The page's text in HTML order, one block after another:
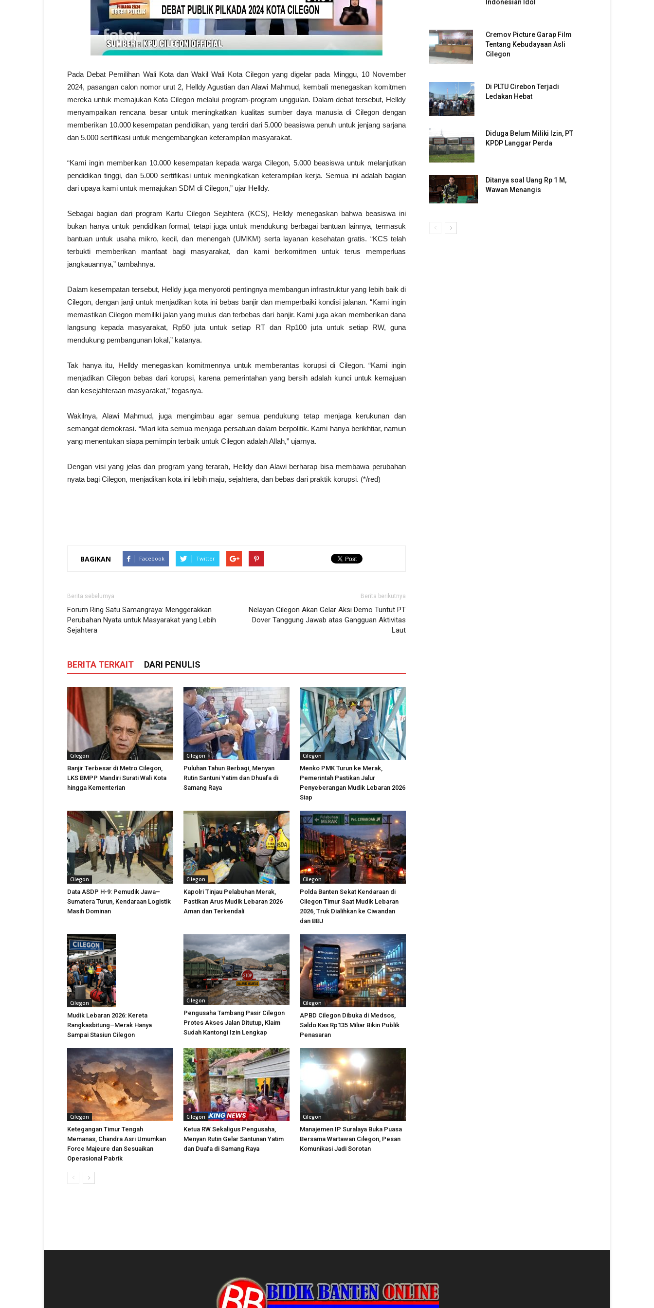
Pada Debat Pemilihan Wali Kota dan Wakil Wali Kota Cilegon yang digelar pada Minggu, 10 November
2024, pasangan calon nomor urut 2, Helldy Agustian dan Alawi Mahmud, kembali menegaskan komitmen
mereka untuk memajukan Kota Cilegon melalui program-program unggulan. Dalam debat tersebut, Helldy
menyampaikan rencana besar untuk meningkatkan kualitas sumber daya manusia di Cilegon dengan
memberikan 10.000 kesempatan pendidikan, yang terdiri dari 5.000 beasiswa penuh untuk jenjang sarjana
dan 5.000 sertifikasi untuk mengembangkan keterampilan masyarakat.
“Kami ingin memberikan 10.000 kesempatan kepada warga Cilegon, 5.000 beasiswa untuk melanjutkan
pendidikan tinggi, dan 5.000 sertifikasi untuk meningkatkan keterampilan kerja. Semua ini adalah bagian
dari upaya kami untuk memajukan SDM di Cilegon,” ujar Helldy.
Sebagai bagian dari program Kartu Cilegon Sejahtera (KCS), Helldy menegaskan bahwa beasiswa ini
bukan hanya untuk pendidikan formal, tetapi juga untuk mendukung berbagai bantuan lainnya, termasuk
bantuan untuk usaha mikro, kecil, dan menengah (UMKM) serta layanan kesehatan gratis. “KCS telah
terbukti memberikan manfaat bagi masyarakat, dan kami berkomitmen untuk terus memperluas
jangkauannya,” tambahnya.
Dalam kesempatan tersebut, Helldy juga menyoroti pentingnya membangun infrastruktur yang lebih baik di
Cilegon, dengan janji untuk menjadikan kota ini bebas banjir dan memperbaiki kondisi jalanan. “Kami ingin
memastikan Cilegon memiliki jalan yang mulus dan terbebas dari banjir. Kami juga akan memberikan dana
langsung kepada masyarakat, Rp50 juta untuk setiap RT dan Rp100 juta untuk setiap RW, guna
mendukung pembangunan lokal,” katanya.
Tak hanya itu, Helldy menegaskan komitmennya untuk memberantas korupsi di Cilegon. “Kami ingin
menjadikan Cilegon bebas dari korupsi, karena pemerintahan yang bersih adalah kunci untuk kemajuan
dan kesejahteraan masyarakat,” tegasnya.
Wakilnya, Alawi Mahmud, juga mengimbau agar semua pendukung tetap menjaga kerukunan dan
semangat demokrasi. “Mari kita semua menjaga persatuan dalam berpolitik. Kami hanya berikhtiar, namun
yang menentukan siapa pemimpin terbaik untuk Cilegon adalah Allah,” ujarnya.
Dengan visi yang jelas dan program yang terarah, Helldy dan Alawi berharap bisa membawa perubahan
nyata bagi Cilegon, menjadikan kota ini lebih maju, sejahtera, dan bebas dari praktik korupsi. (*/red)
BAGIKAN Facebook Twitter
Berita sebelumya
Forum Ring Satu Samangraya: Menggerakkan
Perubahan Nyata untuk Masyarakat yang Lebih
Sejahtera
Berita berikutnya
Nelayan Cilegon Akan Gelar Aksi Demo Tuntut PT
Dover Tanggung Jawab atas Gangguan Aktivitas
Laut
BERITA TERKAIT DARI PENULIS
Cilegon
Banjir Terbesar di Metro Cilegon,
LKS BMPP Mandiri Surati Wali Kota
hingga Kementerian
Cilegon
Puluhan Tahun Berbagi, Menyan
Rutin Santuni Yatim dan Dhuafa di
Samang Raya
Cilegon
Menko PMK Turun ke Merak,
Pemerintah Pastikan Jalur
Penyeberangan Mudik Lebaran 2026
Siap
Cilegon
Data ASDP H-9: Pemudik Jawa–
Sumatera Turun, Kendaraan Logistik
Masih Dominan
Cilegon
Kapolri Tinjau Pelabuhan Merak,
Pastikan Arus Mudik Lebaran 2026
Aman dan Terkendali
Cilegon
Polda Banten Sekat Kendaraan di
Cilegon Timur Saat Mudik Lebaran
2026, Truk Dialihkan ke Ciwandan
dan BBJ
Cilegon
Mudik Lebaran 2026: Kereta
Rangkasbitung–Merak Hanya
Sampai Stasiun Cilegon
Cilegon
Pengusaha Tambang Pasir Cilegon
Protes Akses Jalan Ditutup, Klaim
Sudah Kantongi Izin Lengkap
Cilegon
APBD Cilegon Dibuka di Medsos,
Saldo Kas Rp135 Miliar Bikin Publik
Penasaran
Cilegon
Ketegangan Timur Tengah
Memanas, Chandra Asri Umumkan
Force Majeure dan Sesuaikan
Operasional Pabrik
Cilegon
Ketua RW Sekaligus Pengusaha,
Menyan Rutin Gelar Santunan Yatim
dan Duafa di Samang Raya
Cilegon
Manajemen IP Suralaya Buka Puasa
Bersama Wartawan Cilegon, Pesan
Komunikasi Jadi Sorotan
Indonesian Idol
Cremov Picture Garap Film
Tentang Kebudayaan Asli
Cilegon
Di PLTU Cirebon Terjadi
Ledakan Hebat
Diduga Belum Miliki Izin, PT
KPDP Langgar Perda
Ditanya soal Uang Rp 1 M,
Wawan Menangis